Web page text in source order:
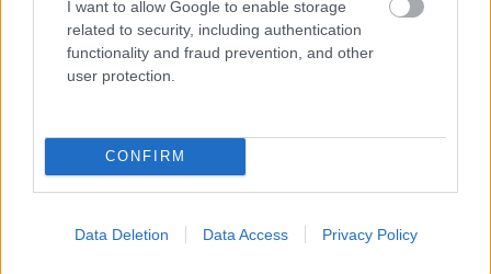
I want to allow Google to enable storage
related to security, including authentication
functionality and fraud prevention, and other
user protection.
CONFIRM
Data Deletion Data Access Privacy Policy
Netradičné jedlá z kyslej
kapusty: Kapustnica po
Takto čerešne asi
nepoznáte! Inšpirujte sa